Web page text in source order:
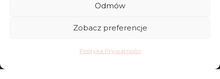
Odmów
Zobacz preferencje
Polityka Prywatności